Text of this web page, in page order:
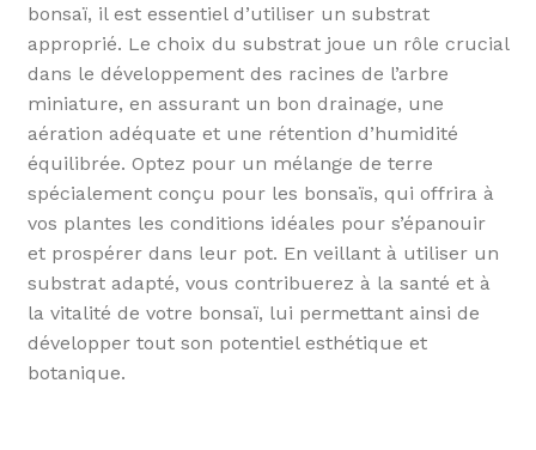
bonsaï, il est essentiel d’utiliser un substrat
approprié. Le choix du substrat joue un rôle crucial
dans le développement des racines de l’arbre
miniature, en assurant un bon drainage, une
aération adéquate et une rétention d’humidité
équilibrée. Optez pour un mélange de terre
spécialement conçu pour les bonsaïs, qui offrira à
vos plantes les conditions idéales pour s’épanouir
et prospérer dans leur pot. En veillant à utiliser un
substrat adapté, vous contribuerez à la santé et à
la vitalité de votre bonsaï, lui permettant ainsi de
développer tout son potentiel esthétique et
botanique.